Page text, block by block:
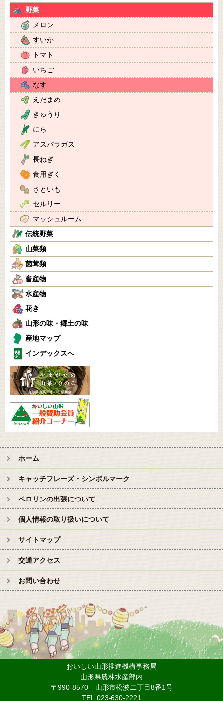
野菜
メロン
すいか
トマト
いちご
なす
えだまめ
きゅうり
にら
アスパラガス
長ねぎ
食用ぎく
さといも
セルリー
マッシュルーム
伝統野菜
山菜類
菌茸類
畜産物
水産物
花き
山形の味・郷土の味
産地マップ
インデックスへ
ホーム
キャッチフレーズ・シンボルマーク
ペロリンの出張について
個人情報の取り扱いについて
サイトマップ
交通アクセス
お問い合わせ
おいしい山形推進機構事務局
山形県農林水産部内
〒990-8570 山形市松波二丁目8番1号
TEL.023-630-2221